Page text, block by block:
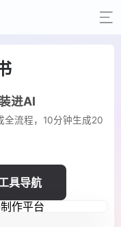
进AI
全流程，10分钟生成20
具导航